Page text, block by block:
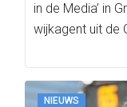
in de Media’ in
wijkagent uit de
NIEUWS